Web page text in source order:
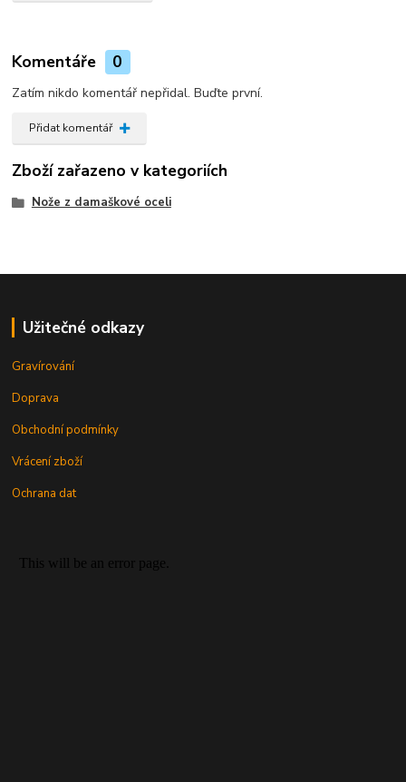
Komentáře 0
Zatím nikdo komentář nepřidal. Buďte první.
Přidat komentář
Zboží zařazeno v kategoriích
Nože z damaškové oceli
Užitečné odkazy
Gravírování
Doprava
Obchodní podmínky
Vrácení zboží
Ochrana dat